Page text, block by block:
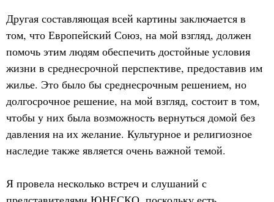
Другая составляющая всей картины заключается в
том, что Европейский Союз, на мой взгляд, должен
помочь этим людям обеспечить достойные условия
жизни в среднесрочной перспективе, предоставив им
жилье. Это было бы среднесрочным решением, но
долгосрочное решение, на мой взгляд, состоит в том,
чтобы у них была возможность вернуться домой без
давления на их желание. Культурное и религиозное
наследие также является очень важной темой.
Я провела несколько встреч и слушаний с